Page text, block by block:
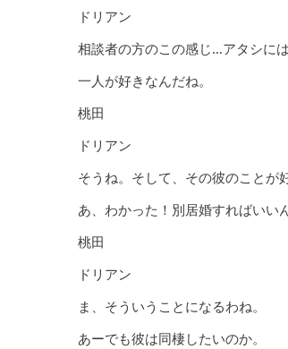
ドリアン
相談者の方のこの感じ…アタシに
一人が好きなんだね。
桃田
ドリアン
そうね。そして、その彼のことが
あ、わかった！別居婚すればいい
桃田
ドリアン
ま、そういうことになるわね。
あーでも彼は同棲したいのか。